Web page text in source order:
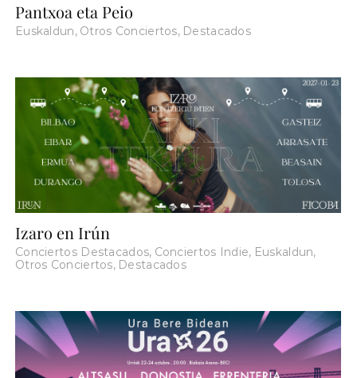
Pantxoa eta Peio
Euskaldun, Otros Conciertos, Destacados
Izaro en Irún
Conciertos Destacados, Conciertos Indie, Euskaldun,
Otros Conciertos, Destacados